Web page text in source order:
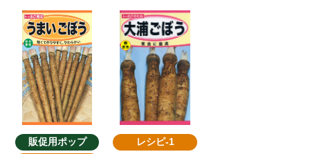
販促用ポップ
レシピ-1